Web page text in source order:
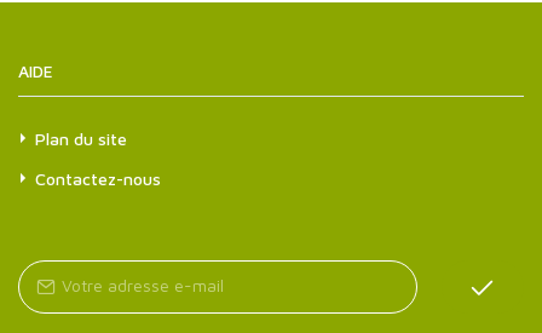
AIDE
Plan du site
Contactez-nous